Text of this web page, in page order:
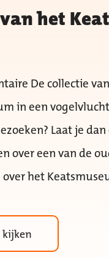
het
De collectie
in een
Laat je
over een van de
het